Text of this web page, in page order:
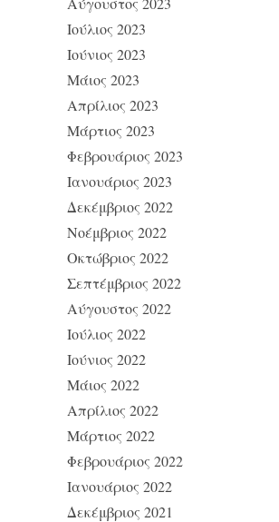
Ιούλιος 2023
Ιούνιος 2023
Μάιος 2023
Απρίλιος 2023
Μάρτιος 2023
Φεβρουάριος 2023
Ιανουάριος 2023
Δεκέμβριος 2022
Νοέμβριος 2022
Οκτώβριος 2022
Σεπτέμβριος 2022
Αύγουστος 2022
Ιούλιος 2022
Ιούνιος 2022
Μάιος 2022
Απρίλιος 2022
Μάρτιος 2022
Φεβρουάριος 2022
Ιανουάριος 2022
Δεκέμβριος 2021